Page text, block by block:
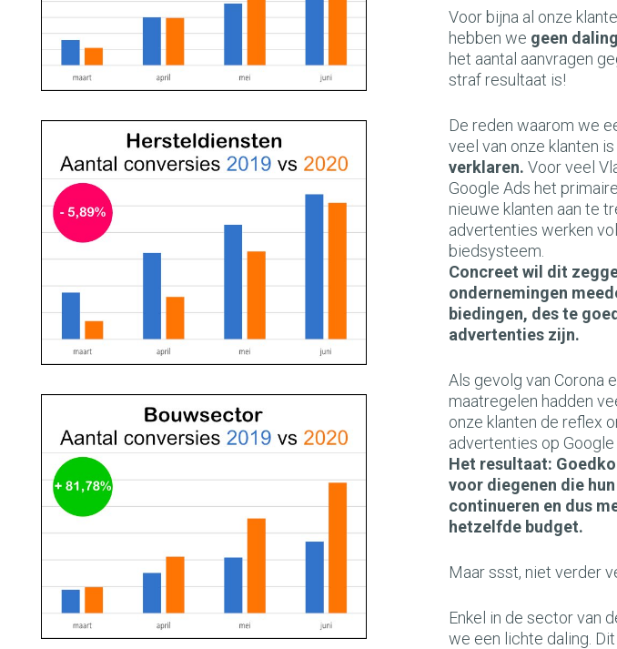
Voor bijna al onze
hebben we geen
het aantal aanvragen
straf resultaat is!
De reden waarom we
veel van onze klanten
verklaren. Voor veel
Google Ads het
nieuwe klanten aan te
advertenties werken
biedsysteem.
Concreet wil dit
ondernemingen
biedingen, des te
advertenties zijn.
Als gevolg van Corona
maatregelen hadden
onze klanten de reflex
advertenties op Google
Het resultaat:
voor diegenen die
continueren en dus
hetzelfde budget.
Maar ssst, niet verder
Enkel in de sector van
we een lichte daling.